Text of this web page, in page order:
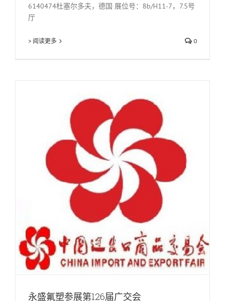
6140474杜塞尔多夫，德国 展位号：8b/H11-7，7.5号
厅
> 阅读更多 0
永盛氟塑参展第126届广交会